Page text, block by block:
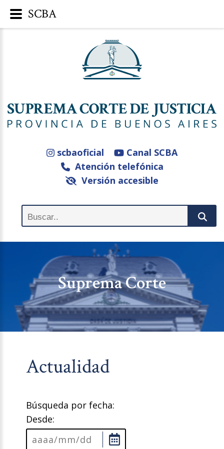
scbaoficial
Canal SCBA
Atención telefónica
Versión accesible
Suprema Corte
Actualidad
Búsqueda por fecha:
Desde:
SCBA